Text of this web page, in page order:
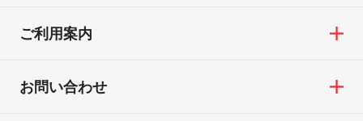
ご利用案内
お問い合わせ